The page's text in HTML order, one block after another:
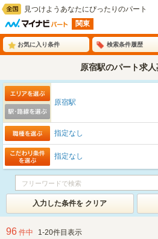
見つけようあなたにぴったりのパート
関東
お気に入り条件 検索条件履歴
原宿駅のパート求
原宿駅
指定なし
指定なし
入力した条件を クリア
96 件中 1-20件目表示